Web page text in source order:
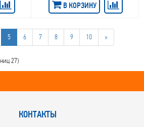
В КОРЗИНУ
5 6 7 8 9 10 »
27)
КОНТАКТЫ